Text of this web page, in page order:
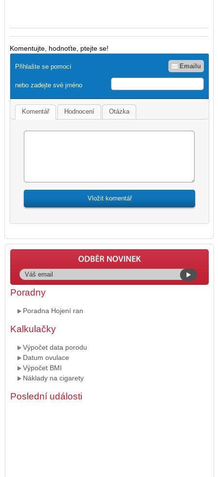
Komentujte, hodnoťte, ptejte se!
Přihlašte se pomocí Emailu
nebo zadejte své jméno
Komentář Hodnocení Otázka
Poradny
Poradna Hojení ran
Kalkulačky
Výpočet data porodu
Datum ovulace
Výpočet BMI
Náklady na cigarety
Poslední události